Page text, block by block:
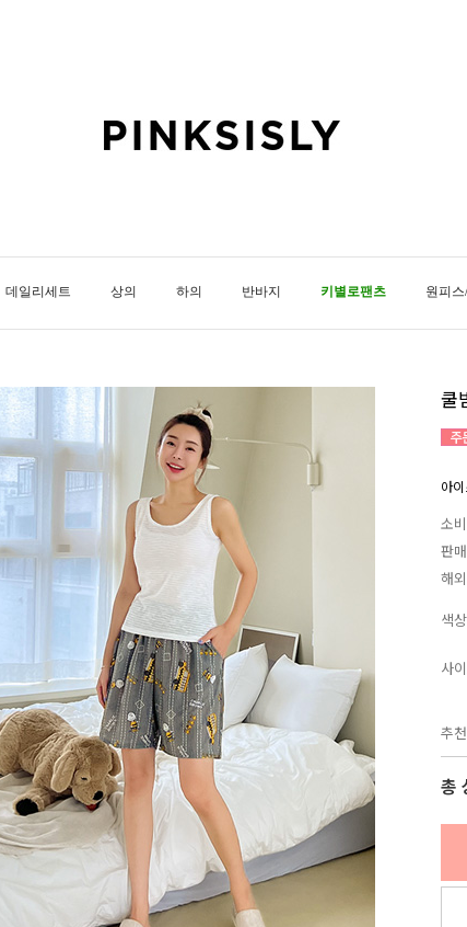
데일리세트 상의 하의 반바지 키별로팬츠 원피
쿨
아
소
판
해
색상
사
추
총